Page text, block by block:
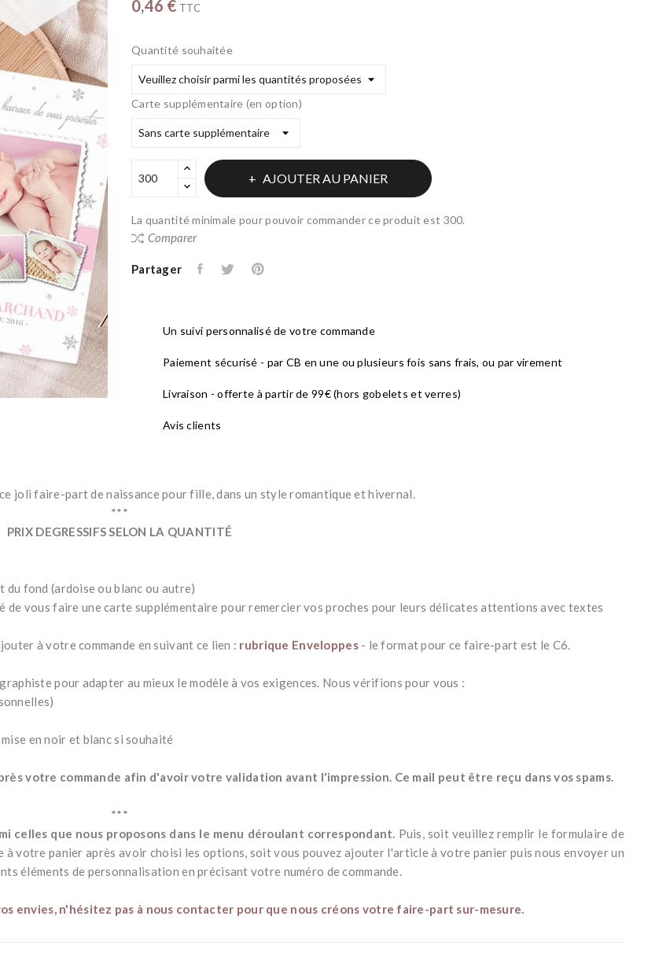
0,46 € TTC
Quantité souhaitée
Carte supplémentaire (en option)
AJOUTER AU PANIER
La quantité minimale pour pouvoir commander ce produit est 300.
Comparer
Partager
Un suivi personnalisé de votre commande
Paiement sécurisé - par CB en une ou plusieurs fois sans frais, ou par virement
Livraison - offerte à partir de 99€ (hors gobelets et verres)
Avis clients
joli faire-part de naissancepour fille, dans un style romantique et hivernal.
***
PRIX DEGRESSIFS SELON LA QUANTITÉ
fond (ardoise ou blanc ou autre)
de vous faire une carte supplémentaire pour remercier vos proches pour leurs délicates attentions avec textes
à votre commande en suivant ce lien : rubrique Enveloppes- le format pour ce faire-part est le C6.
pour adapter au mieux le modèle à vos exigences. Nous vérifions pour vous :
en noir et blanc si souhaité
votre commande afin d'avoir votre validation avant l'impression. Ce mail peut être reçu dans vos spams.
***
celles que nous proposons dans le menu déroulant correspondant. Puis, soit veuillez remplir le formulaire de
votre panier après avoir choisi les options, soit vous pouvez ajouter l'article à votre panier puis nous envoyer un
éléments de personnalisation en précisant votre numéro de commande.
envies, n'hésitez pas à nous contacter pour que nous créons votre faire-part sur-mesure.